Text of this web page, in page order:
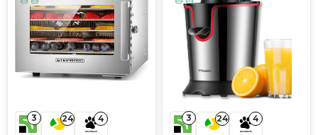
3 24 4 3 24 4